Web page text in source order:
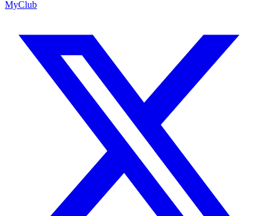
MyClub